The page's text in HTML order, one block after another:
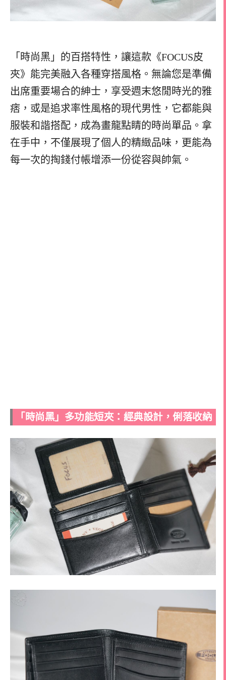
「時尚黑」的百搭特性，讓這款《FOCUS皮
夾》能完美融入各種穿搭風格。無論您是準備
出席重要場合的紳士，享受週末悠閒時光的雅
痞，或是追求率性風格的現代男性，它都能與
服裝和諧搭配，成為畫龍點睛的時尚單品。拿
在手中，不僅展現了個人的精緻品味，更能為
每一次的掏錢付帳增添一份從容與帥氣。
「時尚黑」多功能短夾：經典設計，俐落收納